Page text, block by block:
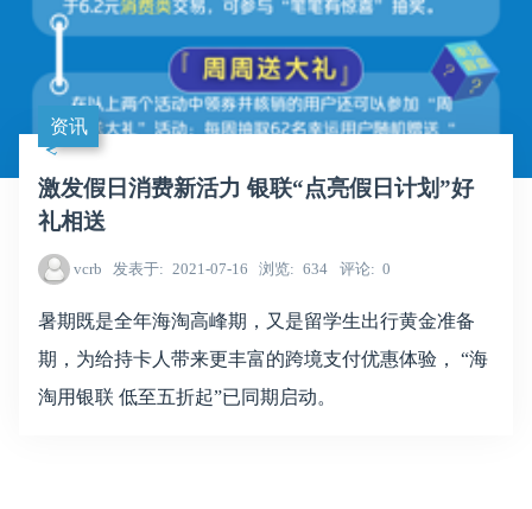
资讯
激发假日消费新活力 银联“点亮假日计划”好
礼相送
vcrb 发表于 2021-07-16 浏览 634 评论 0
暑期既是全年海淘高峰期，又是留学生出行黄金准备
期，为给持卡人带来更丰富的跨境支付优惠体验， “海
淘用银联 低至五折起”已同期启动。